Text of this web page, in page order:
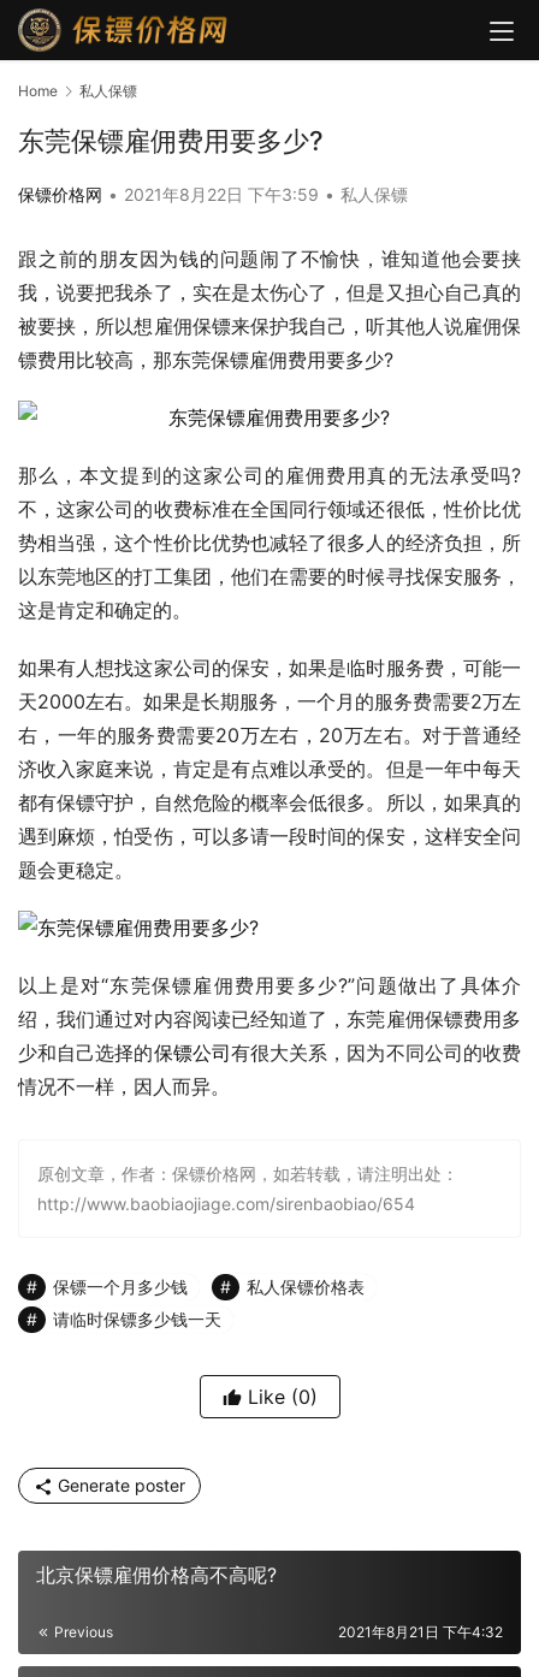
Home 私人保镖
东莞保镖雇佣费用要多少?
保镖价格网 • 2021年8月22日 下午3:59 • 私人保镖
跟之前的朋友因为钱的问题闹了不愉快，谁知道他会要挟
我，说要把我杀了，实在是太伤心了，但是又担心自己真的
被要挟，所以想雇佣保镖来保护我自己，听其他人说雇佣保
镖费用比较高，那东莞保镖雇佣费用要多少?
那么，本文提到的这家公司的雇佣费用真的无法承受吗?
不，这家公司的收费标准在全国同行领域还很低，性价比优
势相当强，这个性价比优势也减轻了很多人的经济负担，所
以东莞地区的打工集团，他们在需要的时候寻找保安服务，
这是肯定和确定的。
如果有人想找这家公司的保安，如果是临时服务费，可能一
天2000左右。如果是长期服务，一个月的服务费需要2万左
右，一年的服务费需要20万左右，20万左右。对于普通经
济收入家庭来说，肯定是有点难以承受的。但是一年中每天
都有保镖守护，自然危险的概率会低很多。所以，如果真的
遇到麻烦，怕受伤，可以多请一段时间的保安，这样安全问
题会更稳定。
以上是对“东莞保镖雇佣费用要多少?”问题做出了具体介
绍，我们通过对内容阅读已经知道了，东莞雇佣保镖费用多
少和自己选择的保镖公司有很大关系，因为不同公司的收费
情况不一样，因人而异。
原创文章，作者：保镖价格网，如若转载，请注明出处：
http://www.baobiaojiage.com/sirenbaobiao/654
保镖一个月多少钱
私人保镖价格表
请临时保镖多少钱一天
Like (0)
Generate poster
北京保镖雇佣价格高不高呢?
Previous 2021年8月21日 下午4:32